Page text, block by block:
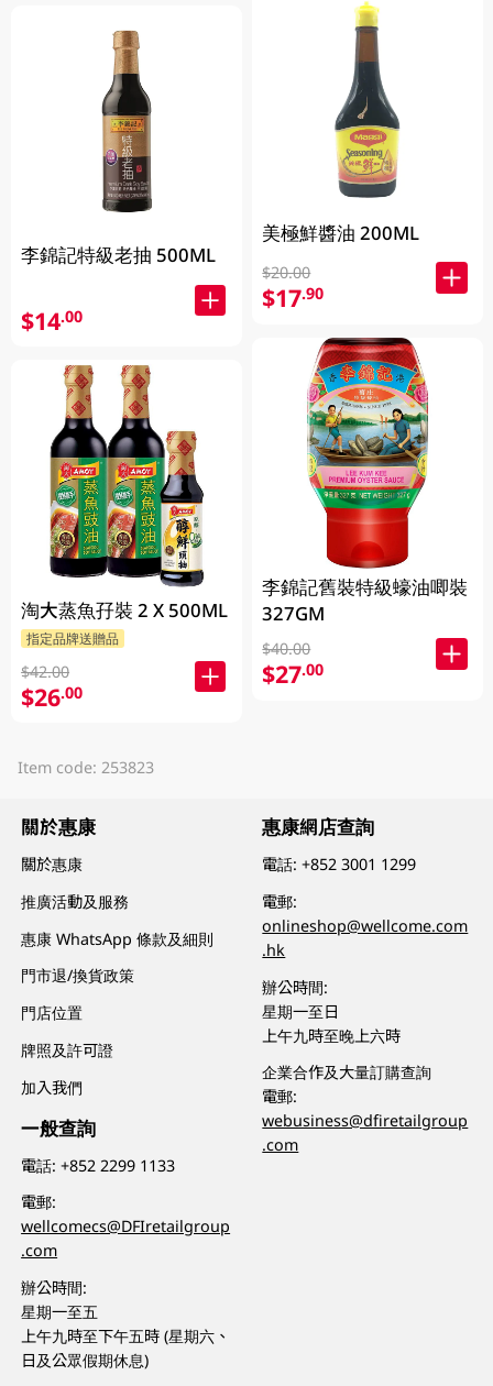
李錦記特級老抽 500ML
$14.00
淘大蒸魚孖裝 2 X 500ML
指定品牌送贈品
$42.00
$26.00
美極鮮醬油 200ML
$20.00
$17.90
李錦記舊裝特級蠔油唧裝
327GM
$40.00
$27.00
Item code: 253823
關於惠康
關於惠康
推廣活動及服務
惠康 WhatsApp 條款及細則
門市退/換貨政策
門店位置
牌照及許可證
加入我們
一般查詢
電話:+852 2299 1133
電郵:
wellcomecs@DFIretailgroup
.com
辦公時間:
星期一至五
上午九時至下午五時 (星期六、
日及公眾假期休息)
惠康網店查詢
電話:+852 3001 1299
電郵:
onlineshop@wellcome.com
.hk
辦公時間:
星期一至日
上午九時至晚上六時
企業合作及大量訂購查詢
電郵:
webusiness@dfiretailgroup
.com